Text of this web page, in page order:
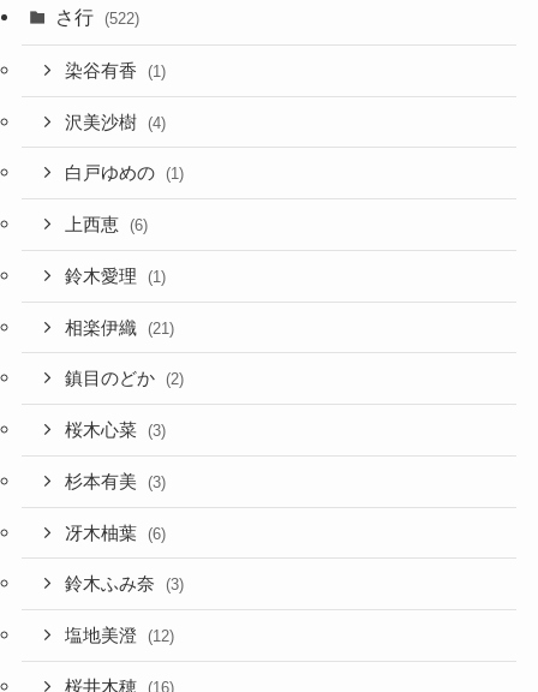
さ行 (522)
染谷有香 (1)
沢美沙樹 (4)
白戸ゆめの (1)
上西恵 (6)
鈴木愛理 (1)
相楽伊織 (21)
鎮目のどか (2)
桜木心菜 (3)
杉本有美 (3)
冴木柚葉 (6)
鈴木ふみ奈 (3)
塩地美澄 (12)
桜井木穂 (16)